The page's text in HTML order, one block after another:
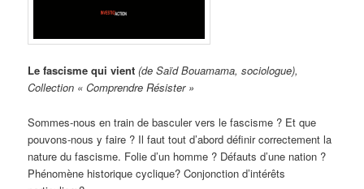
Le fascisme qui vient (de Saïd Bouamama, sociologue),
Collection « Comprendre Résister »
Sommes-nous en train de basculer vers le fascisme ? Et que
pouvons-nous y faire ? Il faut tout d’abord définir correctement la
nature du fascisme. Folie d’un homme ? Défauts d’une nation ?
Phénomène historique cyclique? Conjonction d’intérêts